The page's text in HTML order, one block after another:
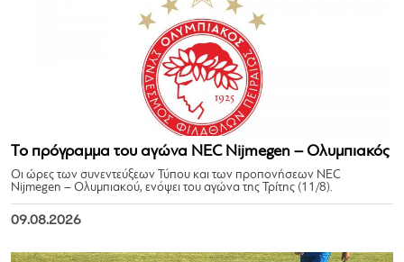
Το πρόγραμμα του αγώνα NEC Nijmegen – Ολυμπιακός
Οι ώρες των συνεντεύξεων Τύπου και των προπονήσεων NEC
Nijmegen – Ολυμπιακού, ενόψει του αγώνα της Τρίτης (11/8).
09.08.2026